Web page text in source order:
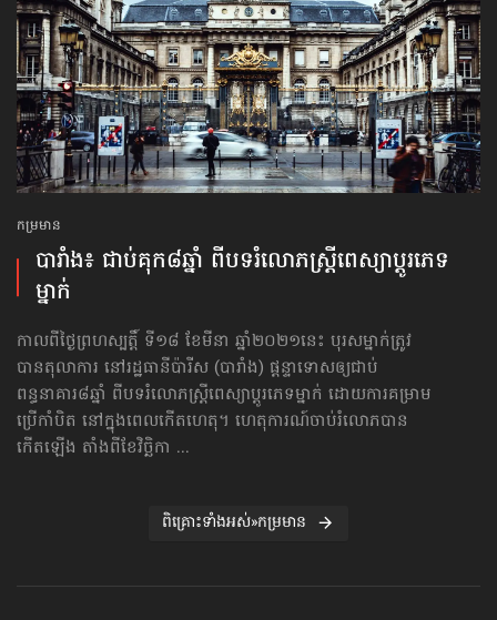
កម្រមាន
បារាំង៖ ជាប់គុក៨ឆ្នាំ ពីបទរំលោភ​ស្ត្រីពេស្យា​ប្ដូរភេទ​
ម្នាក់
កាលពីថ្ងៃព្រហស្បត្តិ៍ ទី១៨ ខែមីនា ឆ្នាំ២០២១នេះ បុរសម្នាក់ត្រូវ
បានតុលាការ នៅរដ្ឋធានីប៉ារីស (បារាំង) ផ្ដន្ទាទោស​ឲ្យជាប់​
ពន្ធនាគារ៨ឆ្នាំ ពីបទរំលោភ​ស្ត្រីពេស្យា​ប្ដូរភេទ​ម្នាក់ ដោយការគម្រាម
ប្រើកាំបិត នៅក្នុង​ពេល​កើតហេតុ។ ហេតុការណ៍ចាប់រំលោភ​បាន
កើតឡើង តាំងពីខែវិច្ឆិកា ...
ពិគ្រោះទាំងអស់»កម្រមាន